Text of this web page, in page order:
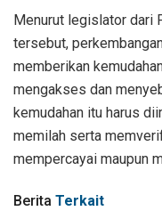
Menurut legislator dari
tersebut,
memberikan
mengakses dan
kemudahan itu harus
memilah serta
mempercayai maupun
Berita Terkait